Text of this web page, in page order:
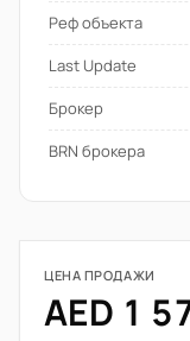
Реф объекта
Last Update
Брокер
BRN брокера
ЦЕНА ПРОДАЖИ
AED 1